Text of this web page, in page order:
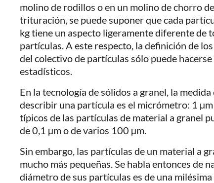
molino de rodillos o en un molino de chorro
trituración, se puede suponer que cada
kg tiene un aspecto ligeramente diferente de
partículas. A este respecto, la definición de
del colectivo de partículas sólo puede
estadísticos.
En la tecnología de sólidos a granel, la
describir una partícula es el micrómetro: 1
típicos de las partículas de material a granel
de 0,1 µm o de varios 100 µm.
Sin embargo, las partículas de un material a
mucho más pequeñas. Se habla entonces de
diámetro de sus partículas es de una